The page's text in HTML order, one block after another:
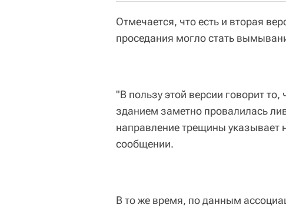
Отмечается, что есть и вторая
проседания могло стать
"В пользу этой версии говорит
зданием заметно провалилась
направление трещины указывает
сообщении.
В то же время, по данным